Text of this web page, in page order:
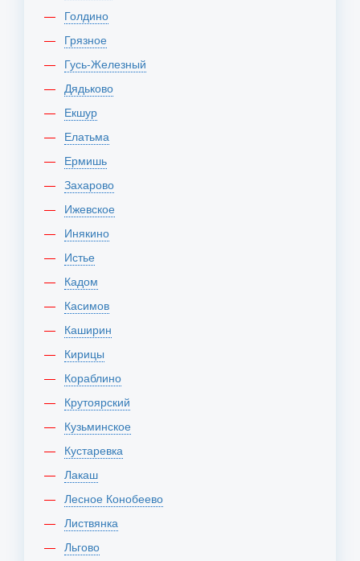
Голдино
Грязное
Гусь-Железный
Дядьково
Екшур
Елатьма
Ермишь
Захарово
Ижевское
Инякино
Истье
Кадом
Касимов
Каширин
Кирицы
Кораблино
Крутоярский
Кузьминское
Кустаревка
Лакаш
Лесное Конобеево
Листвянка
Льгово